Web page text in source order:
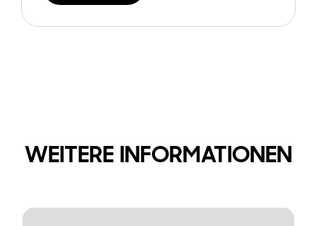
WEITERE INFORMATIONEN